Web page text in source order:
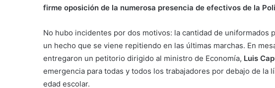
firme oposición de la numerosa presencia de efectivos de la
No hubo incidentes por dos motivos: la cantidad de uniformados
un hecho que se viene repitiendo en las últimas marchas. En
entregaron un petitorio dirigido al ministro de Economía, Luis
emergencia para todas y todos los trabajadores por debajo de la
edad escolar.